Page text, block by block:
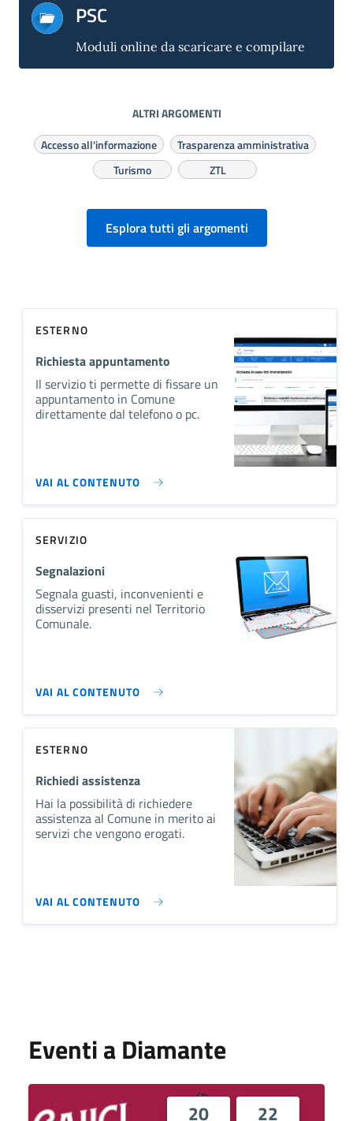
PSC
Moduli online da scaricare e compilare
ALTRI ARGOMENTI
Accesso all'informazione
Trasparenza amministrativa
Turismo
ZTL
Esplora tutti gli argomenti
ESTERNO
Richiesta appuntamento
Il servizio ti permette di fissare un
appuntamento in Comune
direttamente dal telefono o pc.
VAI AL CONTENUTO
SERVIZIO
Segnalazioni
Segnala guasti, inconvenienti e
disservizi presenti nel Territorio
Comunale.
VAI AL CONTENUTO
ESTERNO
Richiedi assistenza
Hai la possibilità di richiedere
assistenza al Comune in merito ai
servizi che vengono erogati.
VAI AL CONTENUTO
Eventi a Diamante
20 22